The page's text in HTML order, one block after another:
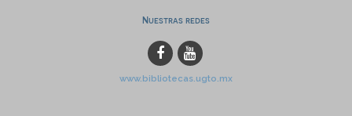
Nuestras redes
www.bibliotecas.ugto.mx